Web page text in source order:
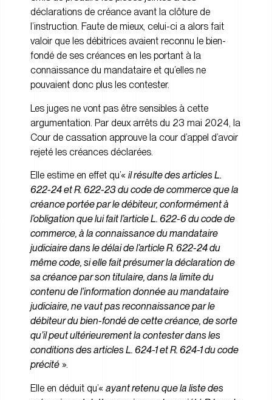
déclarations de créance avant la clôture de
l’instruction. Faute de mieux, celui-ci a alors fait
valoir que les débitrices avaient reconnu le bien-
fondé de ses créances en les portant à la
connaissance du mandataire et qu’elles ne
pouvaient donc plus les contester.
Les juges ne vont pas être sensibles à cette
argumentation. Par deux arrêts du 23 mai 2024, la
Cour de cassation approuve la cour d’appel d’avoir
rejeté les créances déclarées.
Elle estime en effet qu’« il résulte des articles L.
622-24 et R. 622-23 du code de commerce que la
créance portée par le débiteur, conformément à
l’obligation que lui fait l’article L. 622-6 du code de
commerce, à la connaissance du mandataire
judiciaire dans le délai de l’article R. 622-24 du
même code, si elle fait présumer la déclaration de
sa créance par son titulaire, dans la limite du
contenu de l’information donnée au mandataire
judiciaire, ne vaut pas reconnaissance par le
débiteur du bien-fondé de cette créance, de sorte
qu’il peut ultérieurement la contester dans les
conditions des articles L. 624-1 et R. 624-1 du code
précité ».
Elle en déduit qu’« ayant retenu que la liste des